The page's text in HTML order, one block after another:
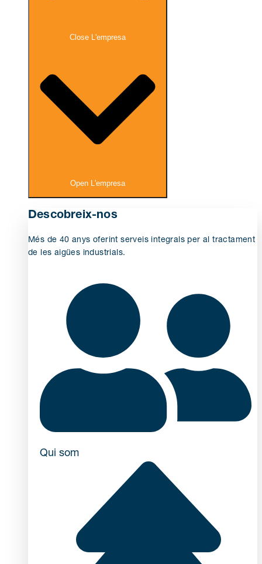
Close L'empresa
Open L'empresa
Descobreix-nos
Més de 40 anys oferint serveis integrals per al tractament
de les aigües industrials.
Qui som